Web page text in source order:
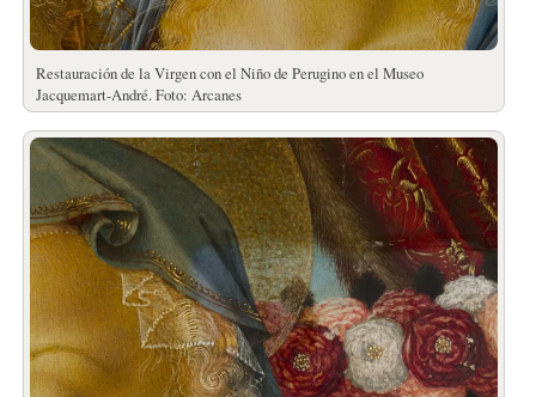
Restauración de la Virgen con el Niño de Perugino en el Museo
Jacquemart-André. Foto: Arcanes